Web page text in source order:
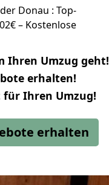
Donau : Top-
– Kostenlose
Ihren Umzug geht!
erhalten!
für Ihren Umzug!
erhalten